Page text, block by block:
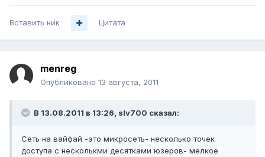
Вставить ник Цитата
menreg
Опубликовано 13 августа, 2011
В 13.08.2011 в 13:26, slv700 сказал:
Сеть на вайфай -это микросеть- несколько точек
доступа с несколькми десятками юзеров- мелкое